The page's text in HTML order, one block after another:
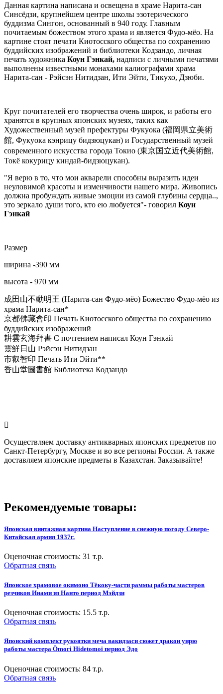
Данная картина написана и освещена в храме Нарита-сан
Синсёдзи, крупнейшем центре школы эзотерического
буддизма Сингон, основанный в 940 году. Главным
почитаемым божеством этого храма и является Фудо-мёо. На
картине стоят печати Киотосского общества по сохранению
буддийских изображений и библиотеки Кодзандо, личная
печать художника Коун Гэнкай, надписи с личными печатями
выполнены известными монахами калиографами храма
Нарита-сан - Рэйсэн Нитидзан, Ити Эйти, Тикухо, Дзюби.
Круг почитателей его творчества очень широк, и работы его
хранятся в крупных японских музеях, таких как
Художественный музей префектуры Фукуока (福岡県立美術
館, Фукуока кэнрицу бидзюцукан) и Государственный музей
современного искусства города Токио (東京国立近代美術館,
Токё кокурицу киндай-бидзюцукан).
"Я верю в то, что мои акварели способны выразить идеи
неуловимой красоты и изменчивости нашего мира. Живопись
должна пробуждать живые эмоции из самой глубины сердца..,
это зеркало души того, кто ею любуется"- говорил Коун
Гэнкай
Размер
ширина -390 мм
высота - 970 мм
成田山不動明王 (Нарита-сан Фудо-мёо) Божество Фудо-мёо из
храма Нарита-сан*
京都佛藏會印 Печать Киотосского общества по сохранению
буддийских изображений
耕雲玄海拜書 С почтением написал Коун Гэнкай
靈鮮日山 Рэйсэн Нитидзан
市叡智印 Печать Ити Эйти**
香山堂圖書館 Библиотека Кодзандо
Осуществляем доставку антикварных японских предметов по
Санкт-Петербургу, Москве и во все регионы России. А также
доставляем японские предметы в Казахстан. Заказывайте!
Рекомендуемые товары:
Японская винтажная картина Наступление в снежную погоду Северо-
Китайская армия 1937г.
Оценочная стоимость: 31 т.р.
Обратная связь
Японское храмовое окимоно Тёкоку-части раммы работы мастеров
резчиков Инами из Нанто период Мэйдзи
Оценочная стоимость: 15.5 т.р.
Обратная связь
Японский комплект рукоятки меча вакидзаси сюжет дракон унрю
работы мастера Ōmori Hidetomoi период Эдо
Оценочная стоимость: 84 т.р.
Обратная связь